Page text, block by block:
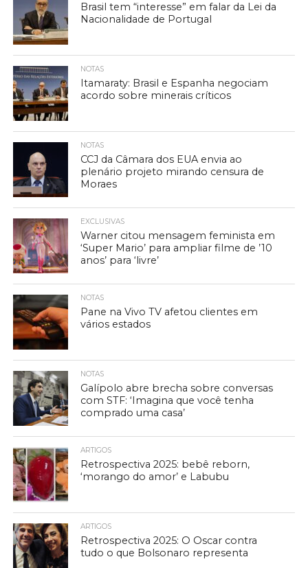
Brasil tem “interesse” em falar da Lei da
Nacionalidade de Portugal
NOTAS
Itamaraty: Brasil e Espanha negociam
acordo sobre minerais críticos
NOTAS
CCJ da Câmara dos EUA envia ao
plenário projeto mirando censura de
Moraes
EXCLUSIVAS
Warner citou mensagem feminista em
‘Super Mario’ para ampliar filme de ’10
anos’ para ‘livre’
NOTAS
Pane na Vivo TV afetou clientes em
vários estados
NOTAS
Galípolo abre brecha sobre conversas
com STF: ‘Imagina que você tenha
comprado uma casa’
ARTIGOS
Retrospectiva 2025: bebê reborn,
‘morango do amor’ e Labubu
ARTIGOS
Retrospectiva 2025: O Oscar contra
tudo o que Bolsonaro representa